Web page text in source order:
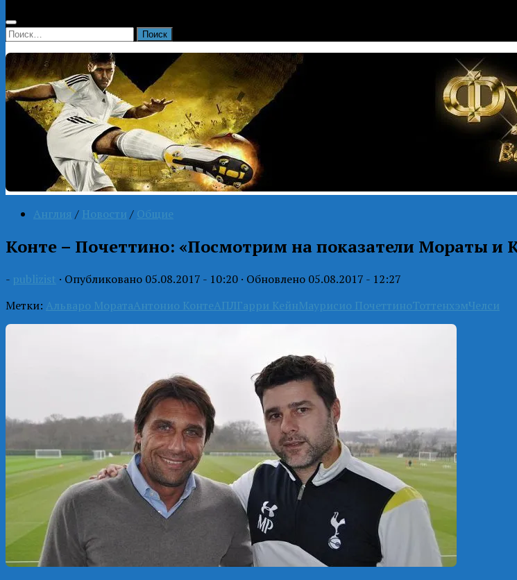
Найти:
Англия / Новости / Общие
Конте – Почеттино: «Посмотрим на показатели Мораты и
- publizist · Опубликовано 05.08.2017 - 10:20 · Обновлено 05.08.2017 - 12:27
Метки: Альваро МоратаАнтонио КонтеАПЛГарри КейнМаурисио ПочеттиноТоттенхэмЧелси